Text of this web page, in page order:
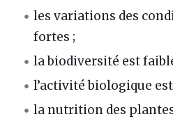
les variations des
fortes ;
la biodiversité est
l’activité biologique
la nutrition des plantes